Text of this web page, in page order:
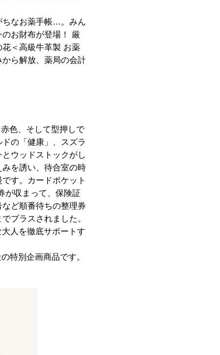
ちなお薬手帳…。みん
のお財布が登場！ 厳
花＜高級牛革製 お薬
ら解放、薬局の会計
色、そして型押しで
の「健康」、スズラ
とウッドストックがし
を誘い、待合室の時
す。カードポケット
が収まって、保険証
ど順番待ちの整理券
プラスされました。
人を徹底サポートす
特別企画商品です。